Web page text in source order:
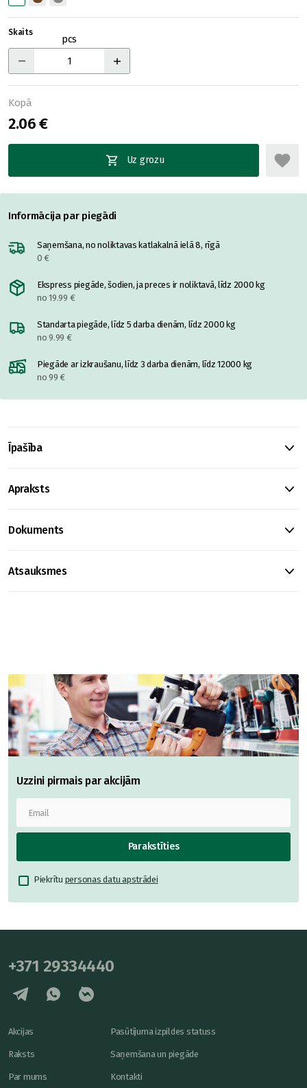
Skaits
pcs
Kopā
2.06 €
Uz grozu
Informācija par piegādi
Saņemšana, no noliktavas katlakalnā ielā 8, rīgā
0 €
Ekspress piegāde, šodien, ja preces ir noliktavā, līdz 2000 kg
no 19.99 €
Standarta piegāde, līdz 5 darba dienām, līdz 2000 kg
no 9.99 €
Piegāde ar izkraušanu, līdz 3 darba dienām, līdz 12000 kg
no 99 €
Īpašība
Apraksts
Dokuments
Atsauksmes
Uzzini pirmais par akcijām
Parakstīties
Piekrītu personas datu apstrādei
+371 29334440
Akcijas
Raksts
Par mums
Pasūtījuma izpildes statuss
Saņemšana un piegāde
Kontakti